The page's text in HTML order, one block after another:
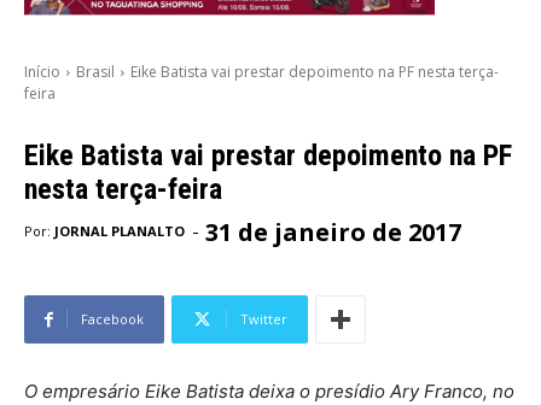
Início Brasil
Eike Batista vai prestar depoimento na PF nesta terça-
feira
Eike Batista vai prestar depoimento na PF
nesta terça-feira
Por: JORNAL PLANALTO - 31 de janeiro de 2017
Facebook Twitter
O empresário Eike Batista deixa o presídio Ary Franco, no